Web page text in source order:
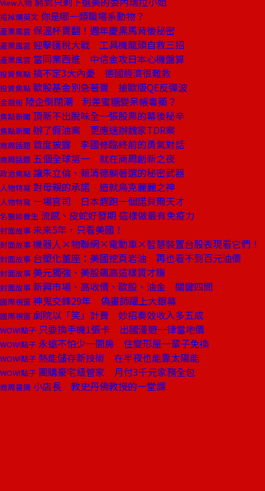
View人物
戒掉爛英文 你是哪一類職場系動物？
產業風雲 保溫杯賣翻！週年慶黑馬背後秘密
產業風雲 迎擊匯稅大戰 工具機龍頭自救三招
產業風雲 當同業西進 中信金攻日本心機盤算
投資焦點 搞不定3大內憂 德國經濟很難救
投資焦點 歐股基金別急著賣 搶歐版QE反彈波
金融街 陸企倒閉潮 利差蜜糖變呆帳毒藥？
焦點新聞 頂新不出脫味全一張股票的幕後秘辛
焦點新聞 辦了假油案 更應速辦魏家TDR案
商周話題 首度披露 李國修臨終前的勇氣對話
商周話題 五個全球第一 就在商周創新之夜
政治焦點 讓朱立倫、賴清德躺著選的秘密武器
人物特寫 對母親的承諾 造就烏克麗麗之神
人物特寫 一場官司 日本趕跑一個諾貝爾天才
名醫談養生 流感、皮蛇好發期 這樣做最有免疫力
封面故事 未來5年，只看美國！
封面故事 機器人×物聯網×電動車×智慧裝置台股表現看它們！
封面故事 台塑化董座：美國挖頁岩油 再也看不到百元油價
封面故事 美元獨強、美股飆高這樣買才賺
封面故事 新興市場、高收債、歐股、油金 關鍵四問
國際視窗 神鬼交鋒29年 偽畫師躍上大銀幕
國際視窗 劇院以「笑」計費 妙招奏效收入多五成
WOW!點子 只要換手機1張卡 出國漫遊一律當地價
WOW!點子 永遠不怕少一間房 住變形屋一輩子免換
WOW!點子 熱能儲存新技術 在半夜也能靠太陽能
WOW!點子 團購豪宅級管家 月付3千元家務全包
商周書摘 小店長 教史丹佛教授的一堂課